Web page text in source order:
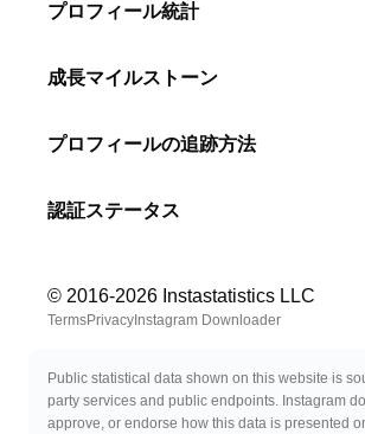
プロフィール統計
成長マイルストーン
プロフィールの追跡方法
認証ステータス
© 2016-2026 Instastatistics LLC
TermsPrivacy Instagram Downloader
Public statistical data shown on this website is
party services and public endpoints. Instagram
approve, or endorse how this data is presented